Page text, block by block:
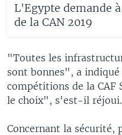
L'Egypte demande
de la CAN 2019
"Toutes les
sont bonnes", a
compétitions de la CAF
le choix", s'est-il réjoui.
Concernant la sécurité,